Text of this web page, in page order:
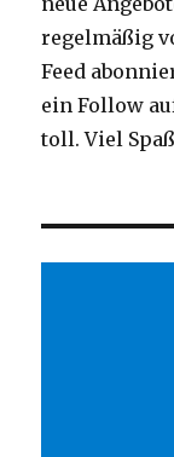
regelmäßig
Feed
ein Follow
toll. Viel